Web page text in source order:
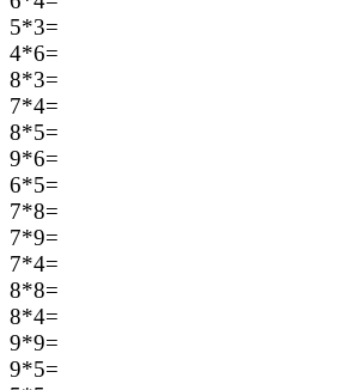
5*3=
4*6=
8*3=
7*4=
8*5=
9*6=
6*5=
7*8=
7*9=
7*4=
8*8=
8*4=
9*9=
9*5=